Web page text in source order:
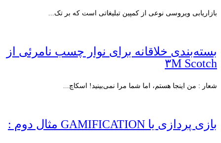
بازاریابی ویروسی نوعی از کمپین تبلیغاتی است که بر تک...
بسته‌بندی خلاقانه برای نوار چسب نامرئی از
۳M Scotch
شعار : من اینجا هستم، اما شما مرا نمی‌بینید! اسکاچ...
بازی پردازی یا GAMIFICATION مثال دوم :